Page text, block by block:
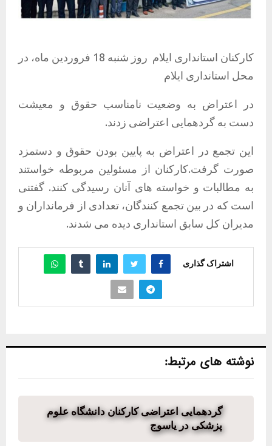
کارکنان استانداری ایلام
روز شنبه 18 فروردین ماه، در
محل استانداری ایلام
در اعتراض به وضعیت نامناسب حقوق و معیشت
دست به گردهمایی اعتراضی زدند.
این تجمع در اعتراض به پایین بودن حقوق و دستمزد
صورت گرفت.کارکنان از مسئولین مربوطه خواستند
به مطالبات و خواسته های آنان رسیدگی کنند. گفتنی
است که در بین تجمع کنندگان، تعدادی از فرمانداران و
مدیران کل سابق استانداری دیده می شدند.
اشتراک گذاری
نوشته های مرتبط:
گردهمایی اعتراضی کارکنان دانشگاه علوم
پزشکی در یاسوج